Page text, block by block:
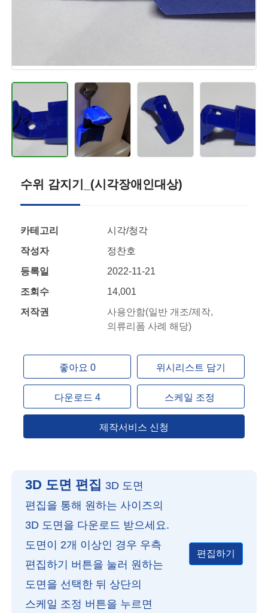
수위 감지기_(시각장애인대상)
카테고리
시각/청각
작성자
정찬호
등록일
2022-11-21
조회수
14,001
저작권
사용안함(일반 개조/제작,
의류리폼 사례 해당)
좋아요 0 위시리스트 담기
다운로드 4 스케일 조정
제작서비스 신청
3D 도면 편집 3D 도면
편집을 통해 원하는 사이즈의
3D 도면을 다운로드 받으세요.
도면이 2개 이상인 경우 우측
편집하기 버튼을 눌러 원하는
도면을 선택한 뒤 상단의
스케일 조정 버튼을 누르면
편집하기